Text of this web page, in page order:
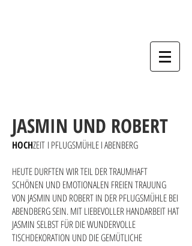
JASMIN UND ROBERT
HOCHZEIT I PFLUGSMÜHLE I ABENBERG
HEUTE DURFTEN WIR TEIL DER TRAUMHAFT
SCHÖNEN UND EMOTIONALEN FREIEN TRAUUNG
VON JASMIN UND ROBERT IN DER PFLUGSMÜHLE BEI
ABENDBERG SEIN. MIT LIEBEVOLLER HANDARBEIT HAT
JASMIN SELBST FÜR DIE WUNDERVOLLE
TISCHDEKORATION UND DIE GEMÜTLICHE